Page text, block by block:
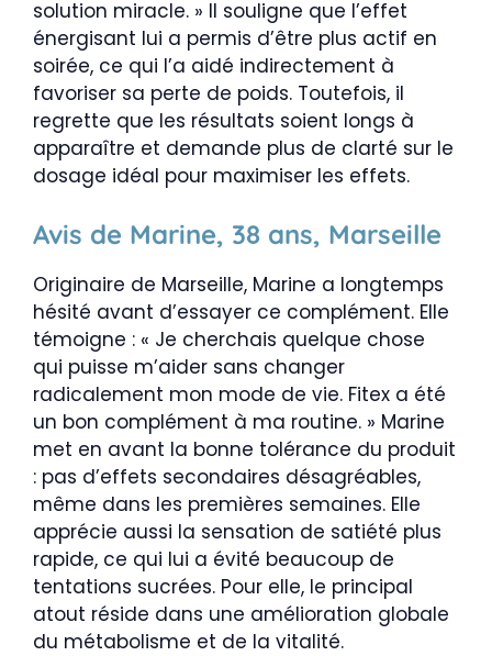
solution miracle. » Il souligne que l’effet
énergisant lui a permis d’être plus actif en
soirée, ce qui l’a aidé indirectement à
favoriser sa perte de poids. Toutefois, il
regrette que les résultats soient longs à
apparaître et demande plus de clarté sur le
dosage idéal pour maximiser les effets.
Avis de Marine, 38 ans, Marseille
Originaire de Marseille, Marine a longtemps
hésité avant d’essayer ce complément. Elle
témoigne : « Je cherchais quelque chose
qui puisse m’aider sans changer
radicalement mon mode de vie. Fitex a été
un bon complément à ma routine. » Marine
met en avant la bonne tolérance du produit
: pas d’effets secondaires désagréables,
même dans les premières semaines. Elle
apprécie aussi la sensation de satiété plus
rapide, ce qui lui a évité beaucoup de
tentations sucrées. Pour elle, le principal
atout réside dans une amélioration globale
du métabolisme et de la vitalité.